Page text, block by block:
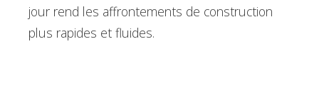
jour rend les affrontements de construction
plus rapides et fluides.